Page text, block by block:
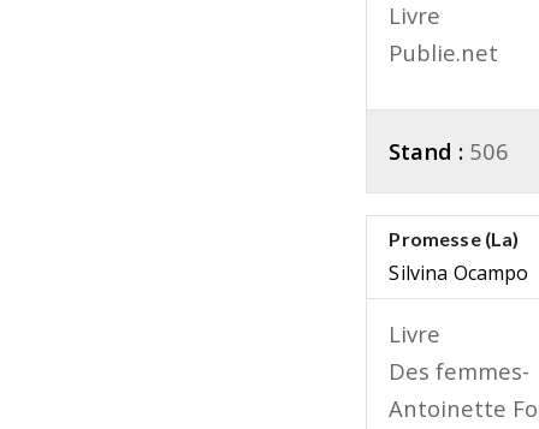
Livre
Publie.net
Stand : 506
Promesse (La)
Silvina Ocampo
Livre
Des femmes-
Antoinette